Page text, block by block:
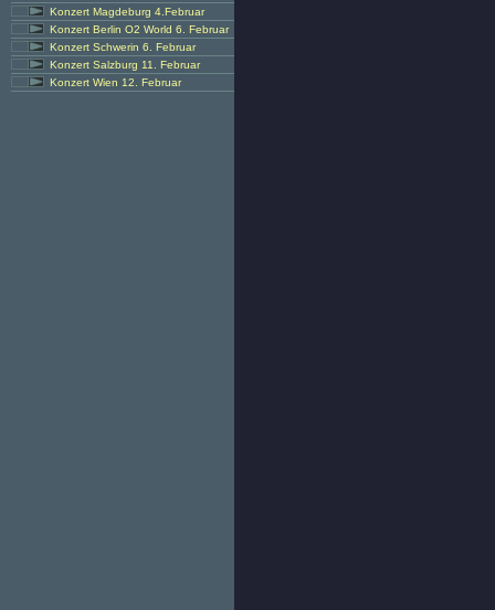
Konzert Magdeburg 4.Februar
Konzert Berlin O2 World 6. Februar
Konzert Schwerin 6. Februar
Konzert Salzburg 11. Februar
Konzert Wien 12. Februar